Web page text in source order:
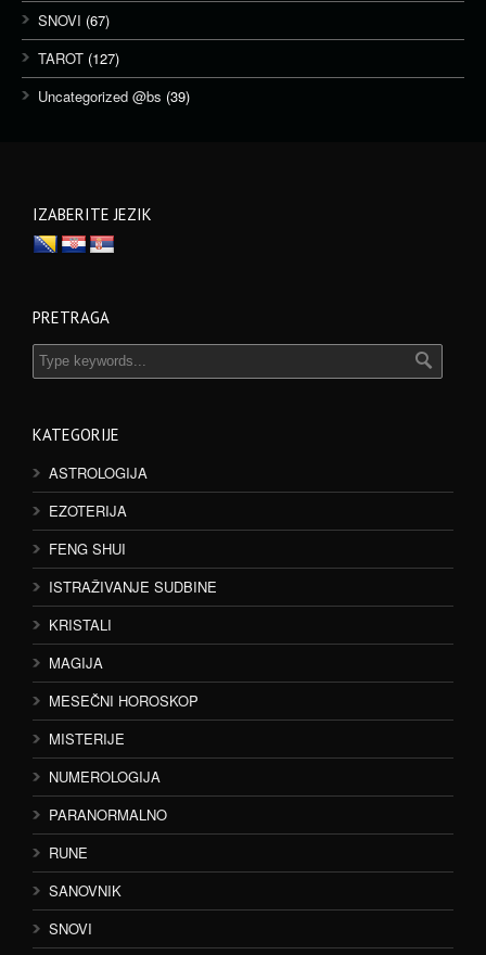
SNOVI (67)
TAROT (127)
Uncategorized @bs (39)
IZABERITE JEZIK
PRETRAGA
KATEGORIJE
ASTROLOGIJA
EZOTERIJA
FENG SHUI
ISTRAŽIVANJE SUDBINE
KRISTALI
MAGIJA
MESEČNI HOROSKOP
MISTERIJE
NUMEROLOGIJA
PARANORMALNO
RUNE
SANOVNIK
SNOVI